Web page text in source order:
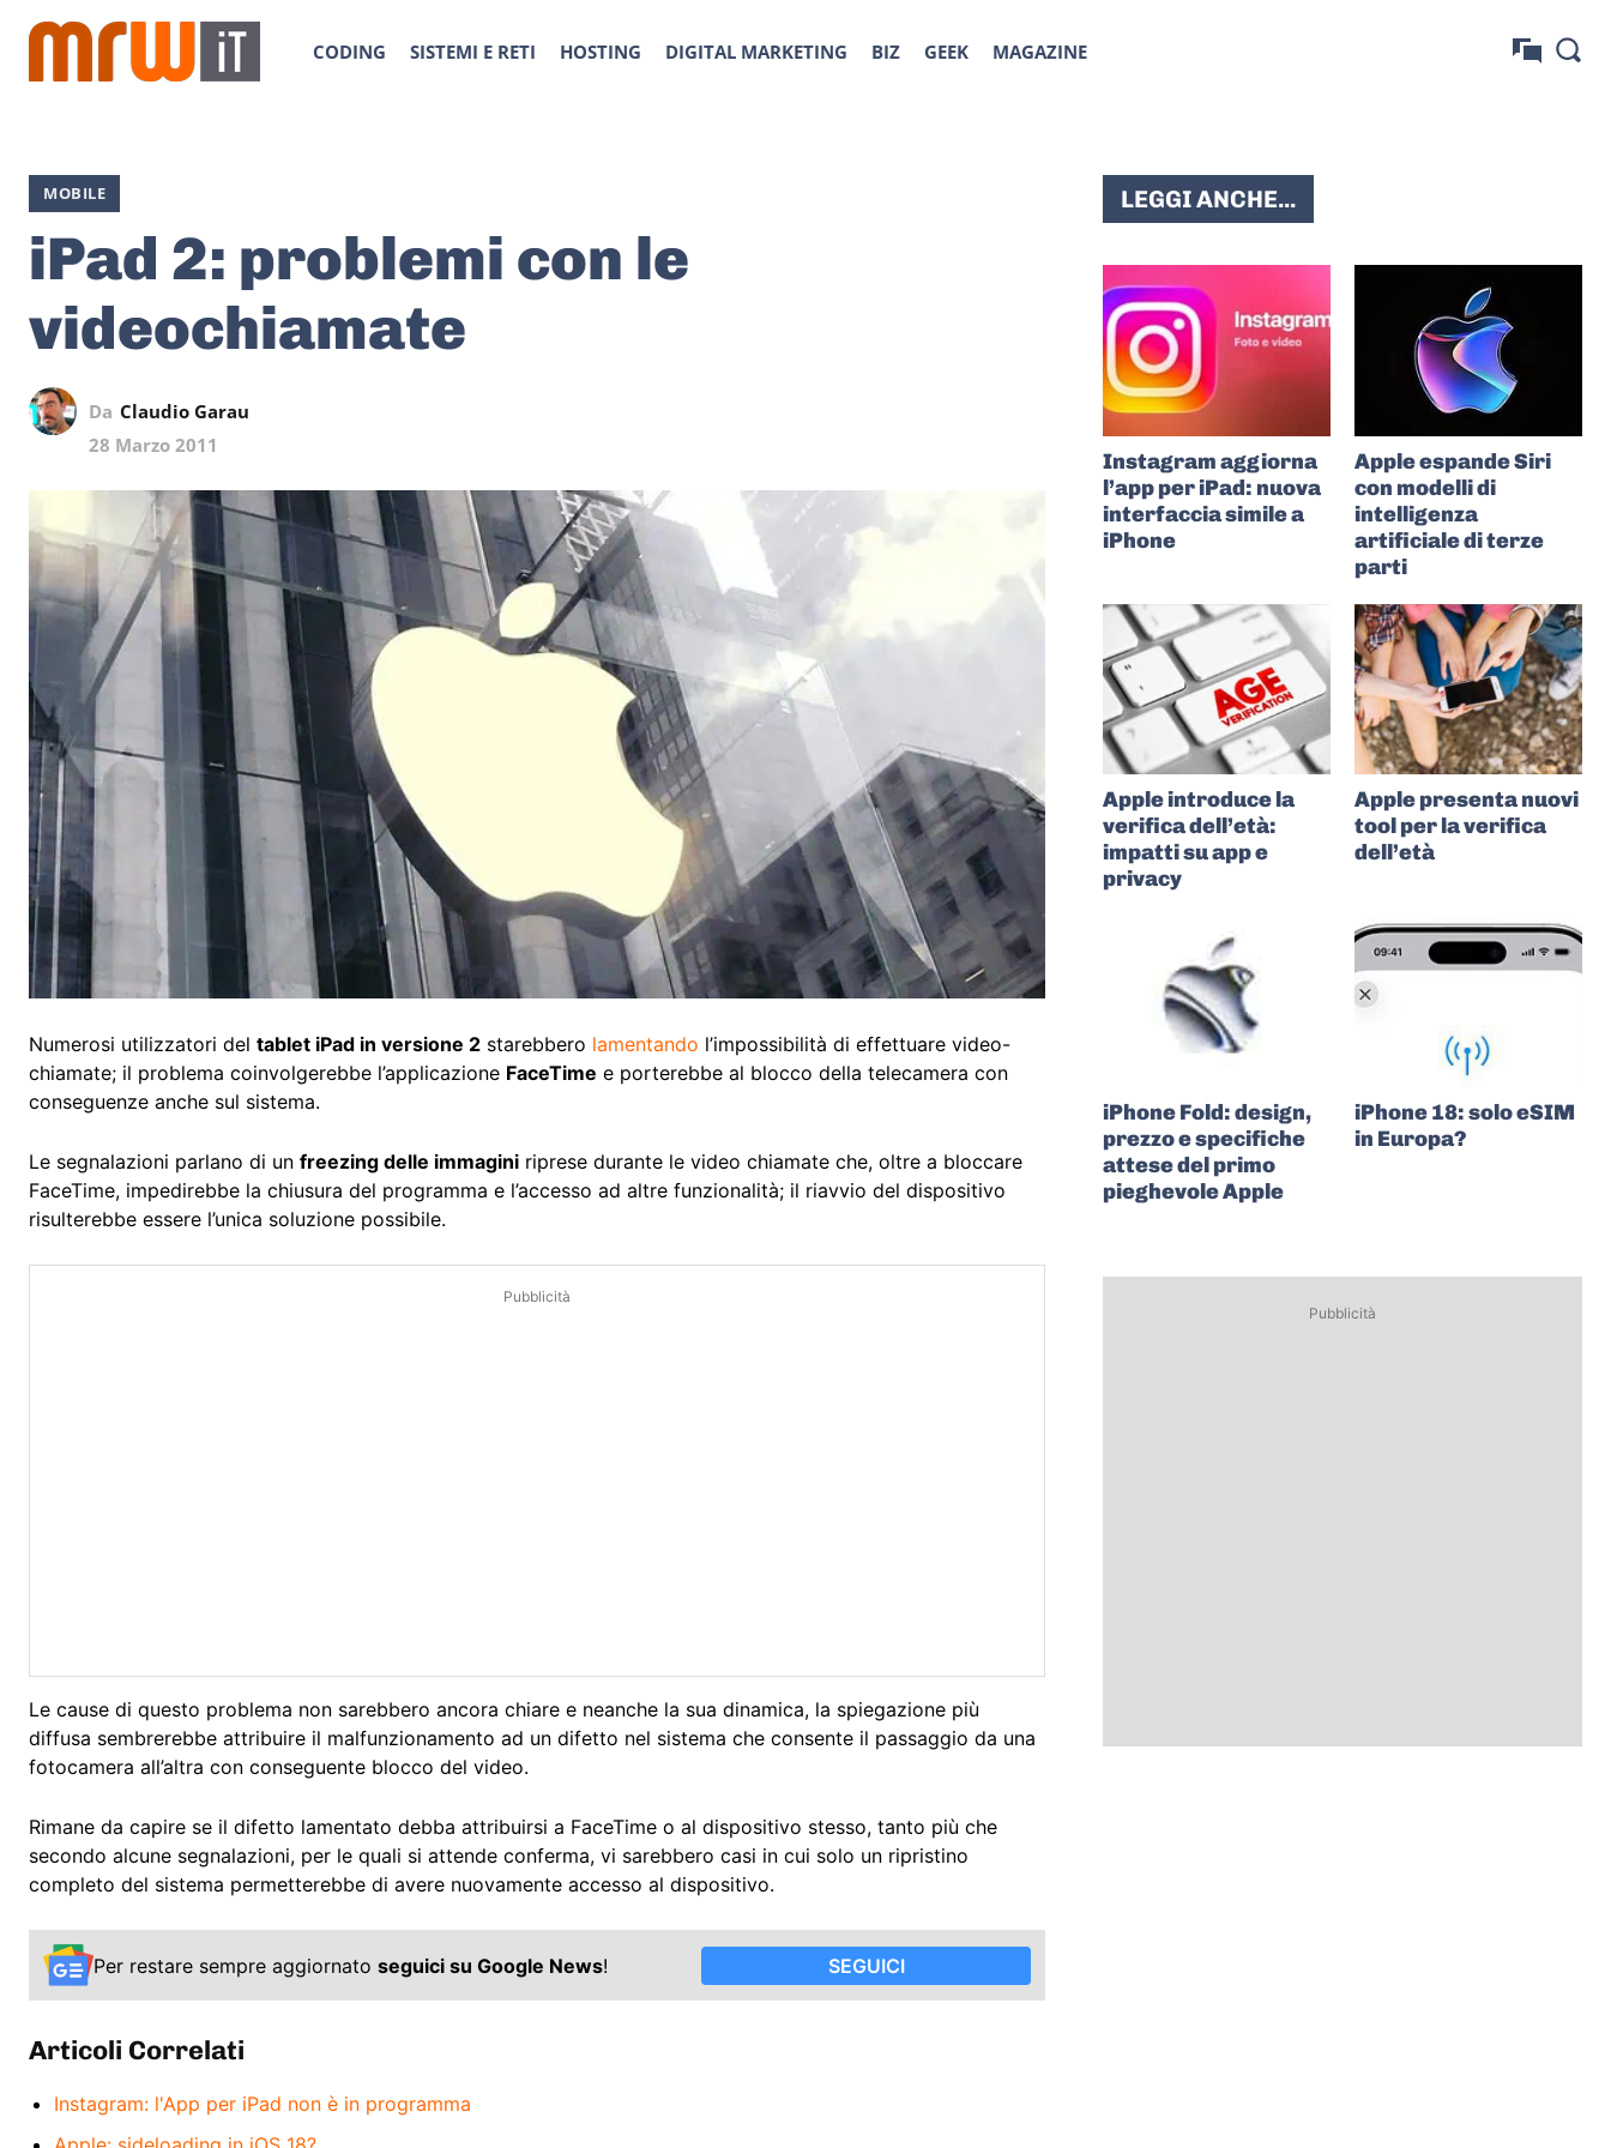
CODING SISTEMI E RETI HOSTING DIGITAL MARKETING BIZ GEEK MAGAZINE
MOBILE
iPad 2: problemi con le
videochiamate
Da Claudio Garau
28 Marzo 2011
Numerosi utilizzatori del tablet iPad in versione 2 starebbero lamentando l’impossibilità di effettuare video-
chiamate; il problema coinvolgerebbe l’applicazione FaceTime e porterebbe al blocco della telecamera con
conseguenze anche sul sistema.
Le segnalazioni parlano di un freezing delle immagini riprese durante le video chiamate che, oltre a bloccare
FaceTime, impedirebbe la chiusura del programma e l’accesso ad altre funzionalità; il riavvio del dispositivo
risulterebbe essere l’unica soluzione possibile.
Pubblicità
Le cause di questo problema non sarebbero ancora chiare e neanche la sua dinamica, la spiegazione più
diffusa sembrerebbe attribuire il malfunzionamento ad un difetto nel sistema che consente il passaggio da una
fotocamera all’altra con conseguente blocco del video.
Rimane da capire se il difetto lamentato debba attribuirsi a FaceTime o al dispositivo stesso, tanto più che
secondo alcune segnalazioni, per le quali si attende conferma, vi sarebbero casi in cui solo un ripristino
completo del sistema permetterebbe di avere nuovamente accesso al dispositivo.
Per restare sempre aggiornato seguici su Google News! SEGUICI
Articoli Correlati
Instagram: l'App per iPad non è in programma
LEGGI ANCHE...
Instagram aggiorna
l’app per iPad: nuova
interfaccia simile a
iPhone
Apple espande Siri
con modelli di
intelligenza
artificiale di terze
parti
Apple introduce la
verifica dell’età:
impatti su app e
privacy
Apple presenta nuovi
tool per la verifica
dell’età
iPhone Fold: design,
prezzo e specifiche
attese del primo
pieghevole Apple
iPhone 18: solo eSIM
in Europa?
Pubblicità